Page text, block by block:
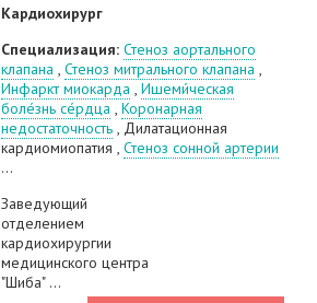
Кардиохирург
Специализация:Стеноз аортального
клапана ,Стеноз митрального клапана ,
Инфаркт миокарда ,Ишеми́ческая
боле́знь се́рдца ,Коронарная
недостаточность , Дилатационная
кардиомиопатия ,Стеноз сонной артерии
...
Заведующий
отделением
кардиохирургии
медицинского центра
"Шиба" ...